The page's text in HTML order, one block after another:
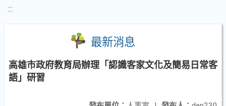
:::
最新消息
高雄市政府教育局辦理「認識客家文化及簡易日常客
語」研習